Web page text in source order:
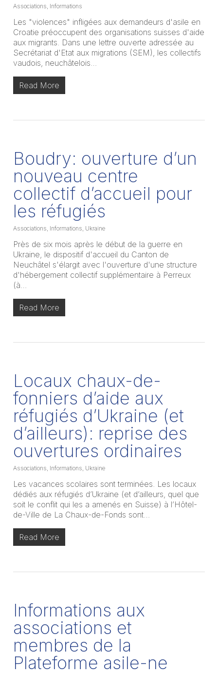
Associations, Informations
Les "violences" infligées aux demandeurs d'asile en
Croatie préoccupent des organisations suisses d'aide
aux migrants. Dans une lettre ouverte adressée au
Secrétariat d'Etat aux migrations (SEM), les collectifs
vaudois, neuchâtelois…
Read More
Boudry: ouverture d’un
nouveau centre
collectif d’accueil pour
les réfugiés
Associations, Informations, Ukraine
Près de six mois après le début de la guerre en
Ukraine, le dispositif d'accueil du Canton de
Neuchâtel s'élargit avec l'ouverture d'une structure
d'hébergement collectif supplémentaire à Perreux
(à…
Read More
Locaux chaux-de-
fonniers d’aide aux
réfugiés d’Ukraine (et
d’ailleurs): reprise des
ouvertures ordinaires
Associations, Informations, Ukraine
Les vacances scolaires sont terminées. Les locaux
dédiés aux réfugiés d’Ukraine (et d’ailleurs, quel que
soit le conflit qui les a amenés en Suisse) à l’Hôtel-
de-Ville de La Chaux-de-Fonds sont…
Read More
Informations aux
associations et
membres de la
Plateforme asile-ne